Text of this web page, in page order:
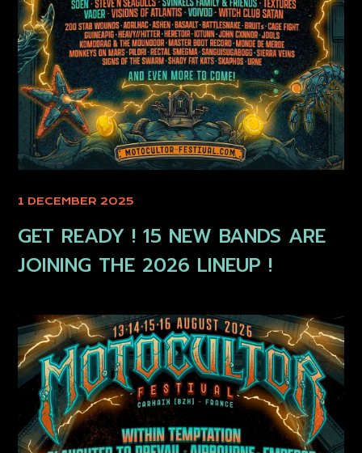
1 DECEMBER 2025
GET READY ! 15 NEW BANDS ARE
JOINING THE 2026 LINEUP !